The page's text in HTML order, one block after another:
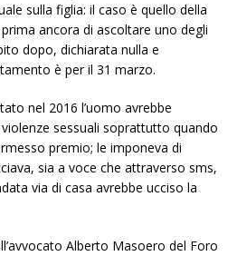
sulla figlia: il caso è quello della
ancora di ascoltare uno degli
dopo, dichiarata nulla e
è per il 31 marzo.
nel 2016 l’uomo avrebbe
sessuali soprattutto quando
premio; le imponeva di
sia a voce che attraverso sms,
via di casa avrebbe ucciso la
Alberto Masoero del Foro